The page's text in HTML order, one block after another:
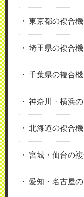
東京都の複合
埼玉県の複合
千葉県の複合
神奈川・横浜
北海道の複合
宮城・仙台の
愛知・名古屋